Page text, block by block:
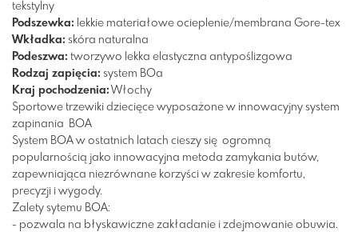
tekstylny
Podszewka: lekkie materiałowe ocieplenie/membrana Gore-tex
Wkładka: skóra naturalna
Podeszwa: tworzywo lekka elastyczna antypoślizgowa
Rodzaj zapięcia: system BOa
Kraj pochodzenia: Włochy
Sportowe trzewiki dziecięce wyposażone w innowacyjny system
zapinania BOA
System BOA w ostatnich latach cieszy się ogromną
popularnością jako innowacyjna metoda zamykania butów,
zapewniająca niezrównane korzyści w zakresie komfortu,
precyzji i wygody.
Zalety sytemu BOA:
- pozwala na błyskawiczne zakładanie i zdejmowanie obuwia.